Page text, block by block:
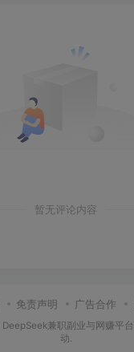
暂无评论内容
免责声明 广告合作
DeepSeek兼职副业与网赚平台
动.